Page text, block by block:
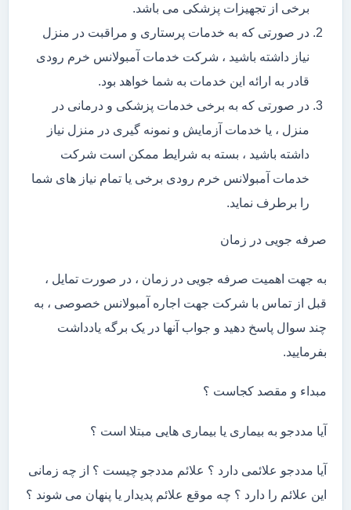
برخی از تجهیزات پزشکی می باشد.
در صورتی که به خدمات پرستاری و مراقبت در منزل
نیاز داشته باشید ، شرکت خدمات آمبولانس خرم رودی
قادر به ارائه این خدمات به شما خواهد بود.
در صورتی که به برخی خدمات پزشکی و درمانی در
منزل ، یا خدمات آزمایش و نمونه گیری در منزل نیاز
داشته باشید ، بسته به شرایط ممکن است شرکت
خدمات آمبولانس خرم رودی برخی یا تمام نیاز های شما
را برطرف نماید.
صرفه جویی در زمان
به جهت اهمیت صرفه جویی در زمان ، در صورت تمایل ،
قبل از تماس با شرکت جهت اجاره آمبولانس خصوصی ، به
چند سوال پاسخ دهید و جواب آنها در یک برگه یادداشت
بفرمایید.
مبداء و مقصد کجاست ؟
آیا مددجو به بیماری یا بیماری هایی مبتلا است ؟
آیا مددجو علائمی دارد ؟ علائم مددجو چیست ؟ از چه زمانی
این علائم را دارد ؟ چه موقع علائم پدیدار یا پنهان می شوند ؟